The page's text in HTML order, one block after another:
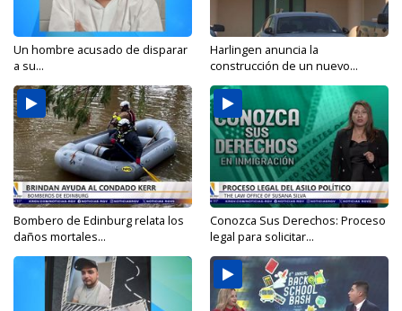
Un hombre acusado de disparar
a su...
Harlingen anuncia la
construcción de un nuevo...
Bombero de Edinburg relata los
daños mortales...
Conozca Sus Derechos: Proceso
legal para solicitar...